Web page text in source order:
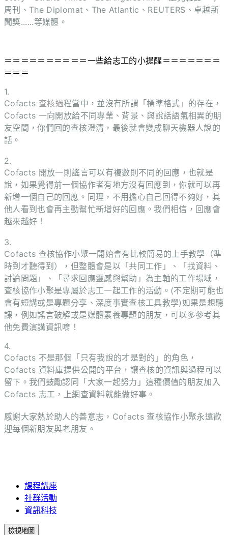
周刊、The Diplomat、The Atlantic、REUTERS、卓越新
聞獎......等媒體。
＝＝＝＝＝＝＝＝＝＝一些給志工的小提醒＝＝＝＝＝＝＝
＝＝＝
1.
Cofacts 查核過程當中，並沒有所謂「標準格式」的存在，
Cofacts 一向開放給不同專業、背景、與說話語氣相異的朋
友空間，你們回的查核澄清，最後就會變成聊天機器人說的
話。
2.
Cofacts 開放一則謠言可以有複數則不同的回應，也就是
說，如果覺得前一個協作者有地方沒有回應到，你就可以再
新增一個自己的回應。同理，不用擔心自己回得不夠好，其
他人看到也會再主動幫忙新增好的回應。我們相信，回應會
越來越好！
3.
Cofacts 查核協作小聚一開始會有比較簡易的上手教學（準
時到才聽得到），但整體會是以「共同工作」、「找資料、
討論問題」、「尋求回應靈感與幫助」為主軸的工作場域，
查核協作小聚是專屬於志工一起工作的活動。(不定期可能也
會有短講或是專題分享、深度事實查核工具教學)如果是想聽
課，例如謠言破解或是媒體素養專題的朋友，可以多參考其
他免費演講資訊唷！
4.
Cofacts 不是那個「只有我說的才是對的」的角色，
Cofacts 資料庫提供公開的平台，讓查核的資訊與過程可以
留下。我們鼓勵認同「大家一起努力」這種價值的朋友加入
Cofacts 志工，上網查資料就能做好事。
感謝大家熱於助人的善意志，Cofacts 查核協作小聚永遠歡
迎每個新朋友與老朋友。
課程講座
社群活動
資訊科技
檢視地圖